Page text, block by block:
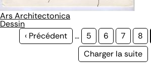
Ars Architectonica
Dessin
Page
‹ Précédent … Page
5 Page
6 Page
7 Page
8
Page
Charger la suite